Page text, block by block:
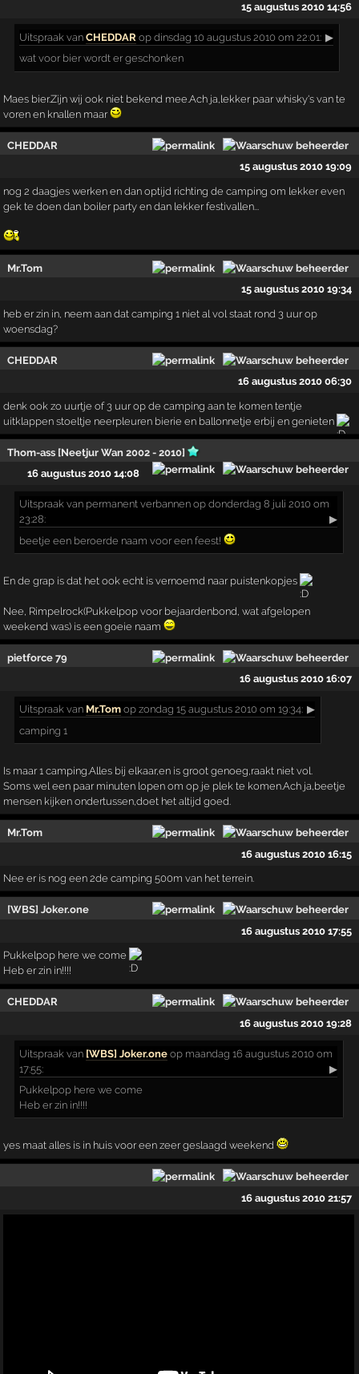
15 augustus 2010 14:56
Uitspraak vanCHEDDAR op dinsdag 10 augustus 2010 om 22:01: ▶
wat voor bier wordt er geschonken
Maes bier.Zijn wij ook niet bekend mee.Ach ja,lekker paar whisky's van te
voren en knallen maar
CHEDDAR
15 augustus 2010 19:09
nog 2 daagjes werken en dan optijd richting de camping om lekker even
gek te doen dan boiler party en dan lekker festivallen...
Mr.Tom
15 augustus 2010 19:34
heb er zin in, neem aan dat camping 1 niet al vol staat rond 3 uur op
woensdag?
CHEDDAR
16 augustus 2010 06:30
denk ook zo uurtje of 3 uur op de camping aan te komen tentje
uitklappen stoeltje neerpleuren bierie en ballonnetje erbij en genieten
Thom-ass [Neetjur Wan 2002 - 2010]
16 augustus 2010 14:08
Uitspraak van permanent verbannen op donderdag 8 juli 2010 om
23:28:
▶
beetje een beroerde naam voor een feest!
En de grap is dat het ook echt is vernoemd naar puistenkopjes
Nee, Rimpelrock(Pukkelpop voor bejaardenbond, wat afgelopen
weekend was) is een goeie naam
pietforce 79
16 augustus 2010 16:07
Uitspraak van Mr.Tom op zondag 15 augustus 2010 om 19:34: ▶
camping 1
Is maar 1 camping.Alles bij elkaar,en is groot genoeg,raakt niet vol.
Soms wel een paar minuten lopen om op je plek te komen.Ach ja,beetje
mensen kijken ondertussen,doet het altijd goed.
Mr.Tom
16 augustus 2010 16:15
Nee er is nog een 2de camping 500m van het terrein.
[WBS] Joker.one
16 augustus 2010 17:55
Pukkelpop here we come
Heb er zin in!!!!
CHEDDAR
16 augustus 2010 19:28
Uitspraak van [WBS] Joker.one op maandag 16 augustus 2010 om
17:55:
▶
Pukkelpop here we come
Heb er zin in!!!!
yes maat alles is in huis voor een zeer geslaagd weekend
16 augustus 2010 21:57